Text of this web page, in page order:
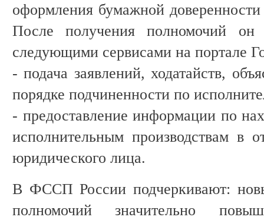
оформления бумажной
После получения полномочий он
следующими сервисами на портале
- подача заявлений, ходатайств,
порядке подчиненности по
- предоставление информации по
исполнительным производствам в
юридического лица.
В ФССП России подчеркивают:
полномочий значительно